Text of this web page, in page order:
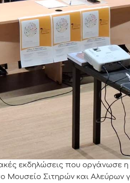
εκδηλώσεις που οργάνωσε η
Μουσείο Σιτηρών και Αλεύρων